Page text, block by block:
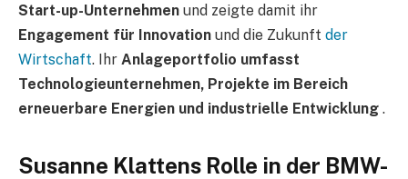
Start-up-Unternehmen und zeigte damit ihr
Engagement für Innovation und die Zukunft der
Wirtschaft. Ihr Anlageportfolio umfasst
Technologieunternehmen, Projekte im Bereich
erneuerbare Energien und industrielle Entwicklung .
Susanne Klattens Rolle in der BMW-